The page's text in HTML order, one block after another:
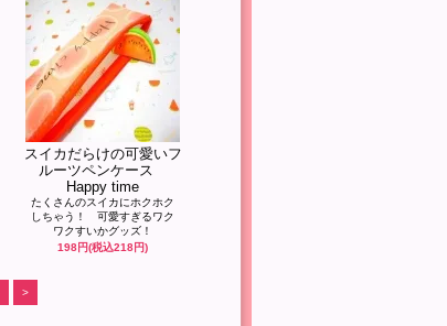
スイカだらけの可愛いフ
ルーツペンケース
Happy time
たくさんのスイカにホクホク
しちゃう！ 可愛すぎるワク
ワクすいかグッズ！
198円(税込218円)
>